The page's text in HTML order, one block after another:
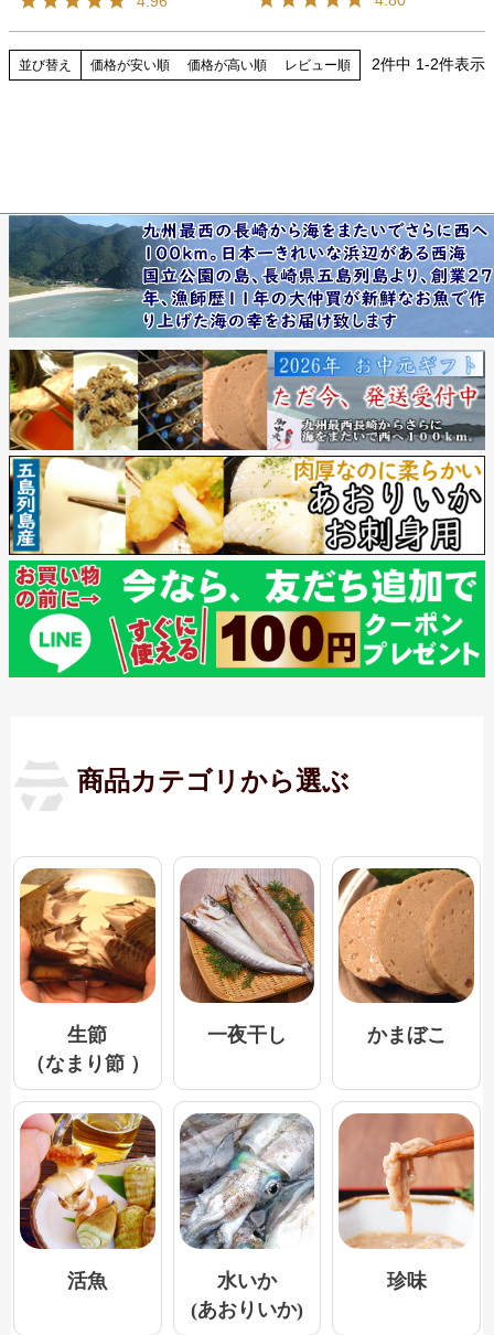
並び替え 価格が安い順 価格が高い順 レビュー順 2件中 1-2件表示
商品カテゴリから選ぶ
生節
（なまり節 ）
一夜干し かまぼこ
活魚
水いか
(あおりいか)
珍味